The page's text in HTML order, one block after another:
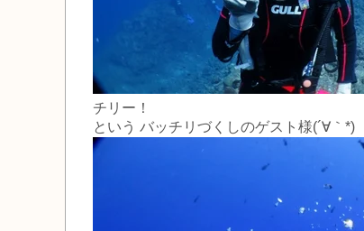
チリー！
という バッチリづくしのゲスト様(´∀｀*)